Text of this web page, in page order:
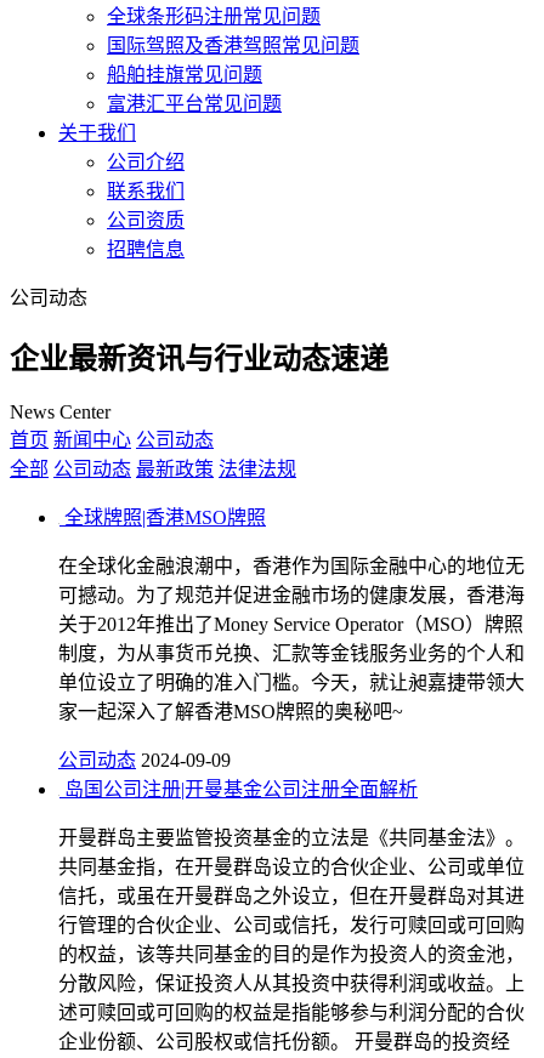
全球条形码注册常见问题
国际驾照及香港驾照常见问题
船舶挂旗常见问题
富港汇平台常见问题
关于我们
公司介绍
联系我们
公司资质
招聘信息
公司动态
企业最新资讯与行业动态速递
News Center
首页 新闻中心 公司动态
全部 公司动态 最新政策 法律法规
全球牌照|香港MSO牌照
在全球化金融浪潮中，香港作为国际金融中心的地位无
可撼动。为了规范并促进金融市场的健康发展，香港海
关于2012年推出了Money Service Operator（MSO）牌照
制度，为从事货币兑换、汇款等金钱服务业务的个人和
单位设立了明确的准入门槛。今天，就让昶嘉捷带领大
家一起深入了解香港MSO牌照的奥秘吧~
公司动态 2024-09-09
岛国公司注册|开曼基金公司注册全面解析
开曼群岛主要监管投资基金的立法是《共同基金法》。
共同基金指，在开曼群岛设立的合伙企业、公司或单位
信托，或虽在开曼群岛之外设立，但在开曼群岛对其进
行管理的合伙企业、公司或信托，发行可赎回或可回购
的权益，该等共同基金的目的是作为投资人的资金池，
分散风险，保证投资人从其投资中获得利润或收益。上
述可赎回或可回购的权益是指能够参与利润分配的合伙
企业份额、公司股权或信托份额。 开曼群岛的投资经